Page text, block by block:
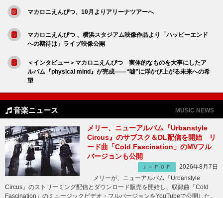
マカロニえんぴつ、10月よりアリーナツアーへ
マカロニえんぴつ 、横浜スタジアム映像作品より「ハッピーエンド
への期待は」ライブ映像公開
＜インタビュー＞マカロニえんぴつ 実体的なものを大事にしたア
ルバム『physical mind』が完成――“嘘”に浮かび上がる未来への希
望
音楽ニュース MUSIC NEWS
メリー、ニューアルバム『Urbanstyle
Circus』のサブスク＆DL配信を開始 リ
ード曲「Cold Fascination」のMVフル
バージョンも公開
Ｊ－ＰＯＰ
2026年8月7日
メリーが、ニューアルバム『Urbanstyle
Circus』のストリーミング配信とダウンロード販売を開始し、収録曲「Cold
Fascination」のミュージックビデオ・フルバージョンをYouTubeで公開した。